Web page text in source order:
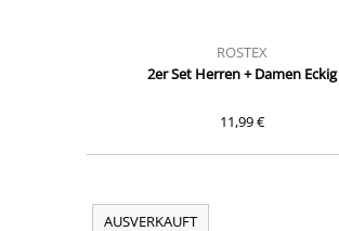
ROSTEX
2er Set Herren + Damen Eckig
11,99 €
AUSVERKAUFT